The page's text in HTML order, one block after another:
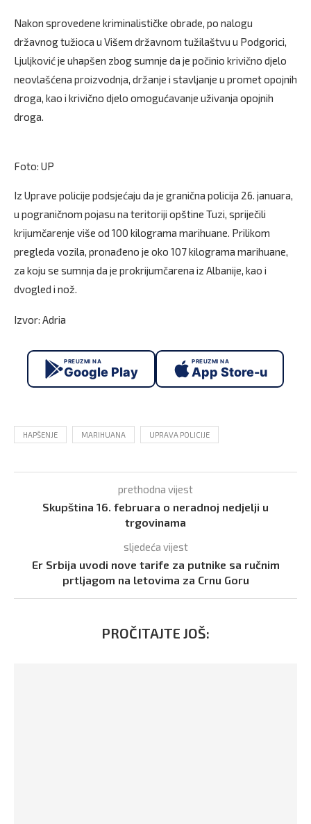
Nakon sprovedene kriminalističke obrade, po nalogu
državnog tužioca u Višem državnom tužilaštvu u Podgorici,
Ljuljković je uhapšen zbog sumnje da je počinio krivično djelo
neovlašćena proizvodnja, držanje i stavljanje u promet opojnih
droga, kao i krivično djelo omogućavanje uživanja opojnih
droga.
Foto: UP
Iz Uprave policije podsjećaju da je granična policija 26. januara,
u pograničnom pojasu na teritoriji opštine Tuzi, spriječili
krijumčarenje više od 100 kilograma marihuane. Prilikom
pregleda vozila, pronađeno je oko 107 kilograma marihuane,
za koju se sumnja da je prokrijumčarena iz Albanije, kao i
dvogled i nož.
Izvor: Adria
PREUZMI NA
Google Play
PREUZMI NA
App Store-u
HAPŠENJE MARIHUANA UPRAVA POLICIJE
prethodna vijest
Skupština 16. februara o neradnoj nedjelji u
trgovinama
sljedeća vijest
Er Srbija uvodi nove tarife za putnike sa ručnim
prtljagom na letovima za Crnu Goru
PROČITAJTE JOŠ: